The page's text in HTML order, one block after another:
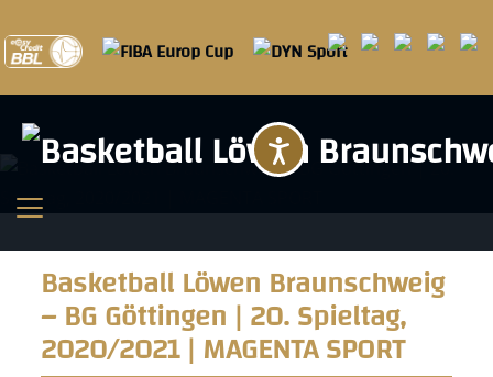
Basketball Löwen Braunschweig
– BG Göttingen | 20. Spieltag,
2020/2021 | MAGENTA SPORT